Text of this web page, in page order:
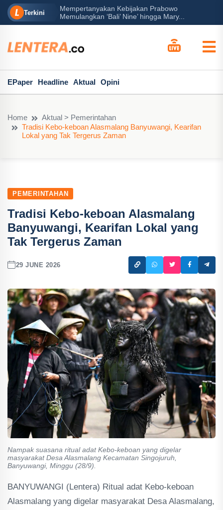
Terkini
Mempertanyakan Kebijakan Prabowo
Memulangkan ‘Bali’ Nine’ hingga Mary...
EPaper Headline Aktual Opini
Home
Aktual > Pemerintahan
Tradisi Kebo-keboan Alasmalang Banyuwangi, Kearifan
Lokal yang Tak Tergerus Zaman
PEMERINTAHAN
Tradisi Kebo-keboan Alasmalang
Banyuwangi, Kearifan Lokal yang
Tak Tergerus Zaman
29 JUNE 2026
Nampak suasana ritual adat Kebo-keboan yang digelar
masyarakat Desa Alasmalang Kecamatan Singojuruh,
Banyuwangi, Minggu (28/9).
BANYUWANGI (Lentera) Ritual adat Kebo-keboan
Alasmalang yang digelar masyarakat Desa Alasmalang,